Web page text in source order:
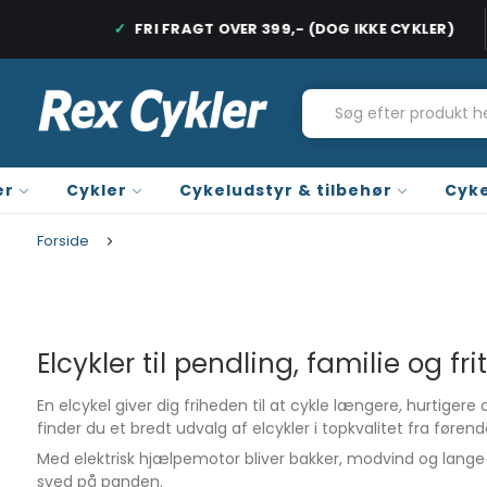
FRI FRAGT OVER 399,- (DOG IKKE CYKLER)
Cykler Cykeludstyr & tilbehør
HURTIG LEVERING, 1-2 HVERDAGE FRI FRAGT
Forside
Elcykler til pendling, familie og
En elcykel giver dig friheden til at cykle længere, hurtigere
finder du et bredt udvalg af elcykler i topkvalitet fra
Med elektrisk hjælpemotor bliver bakker, modvind og
sved på panden.